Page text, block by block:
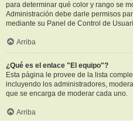
para determinar qué color y rango se
Administración debe darle permisos
mediante su Panel de Control de
Arriba
¿Qué es el enlace "El equipo"?
Esta página le provee de la lista
incluyendo los administradores,
que se encarga de moderar cada uno.
Arriba